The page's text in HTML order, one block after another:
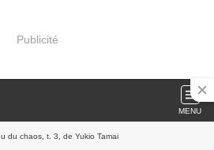
Publicité
MENU
du chaos, t. 3, de Yukio Tamai